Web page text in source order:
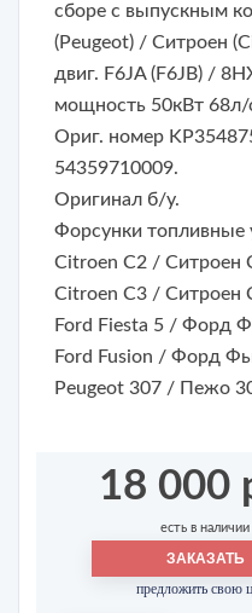
сборе с выпускным
(Peugeot) / Ситроен
двиг. F6JA (F6JB) /
мощность 50кВт 68л/
Ориг. номер
54359710009.
Оригинал б/у.
Форсунки топливные
Citroen C2 / Ситроен
Citroen C3 / Ситроен
Ford Fiesta 5 / Форд
Ford Fusion / Форд
Peugeot 307 / Пежо
18 000
есть в наличии
ЗАКАЗАТЬ
предложить свою